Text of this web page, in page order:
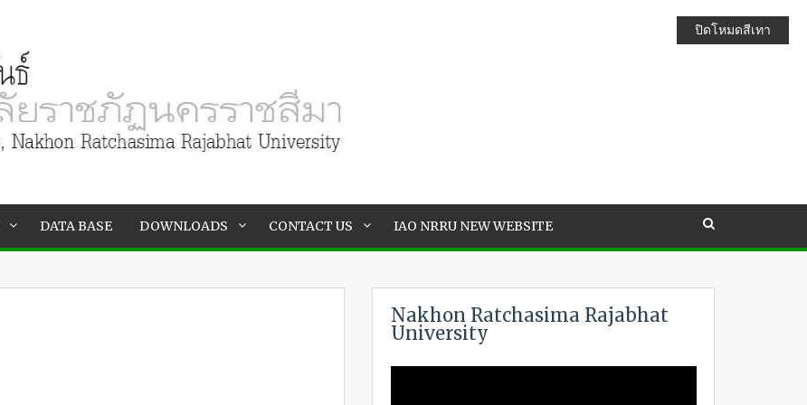
DATA BASE DOWNLOADS CONTACT US IAO NRRU NEW WEBSITE
Nakhon Ratchasima Rajabhat
University
ปิดโหมดสีเทา